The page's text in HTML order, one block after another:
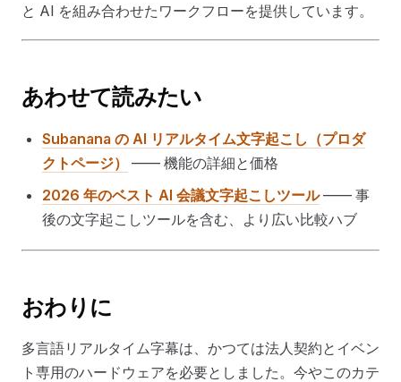
と AI を組み合わせたワークフローを提供しています。
あわせて読みたい
Subanana の AI リアルタイム文字起こし（プロダ
クトページ）
—— 機能の詳細と価格
2026 年のベスト AI 会議文字起こしツール—— 事
後の文字起こしツールを含む、より広い比較ハブ
おわりに
多言語リアルタイム字幕は、かつては法人契約とイベン
ト専用のハードウェアを必要としました。今やこのカテ